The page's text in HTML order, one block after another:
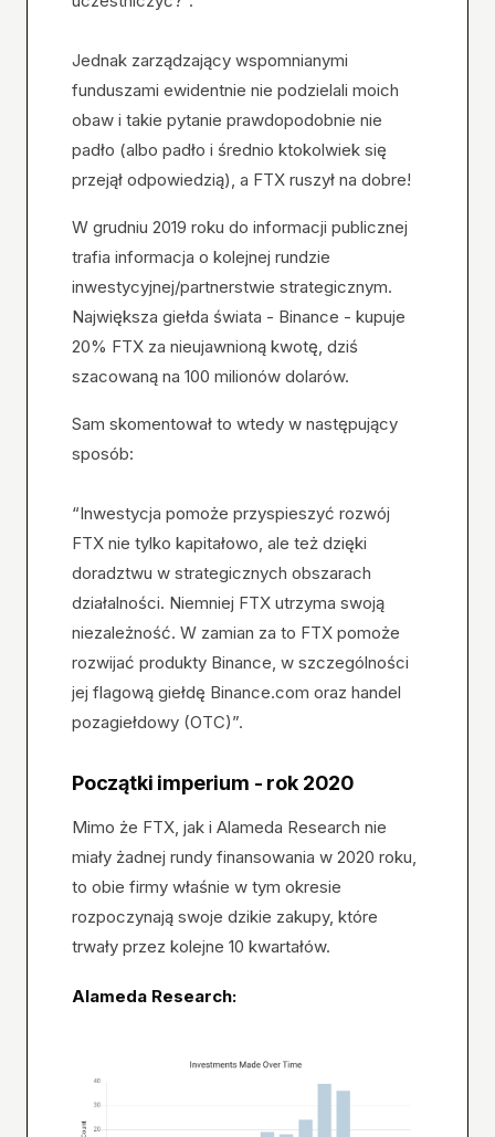
Jednak zarządzający wspomnianymi
funduszami ewidentnie nie podzielali moich
obaw i takie pytanie prawdopodobnie nie
padło (albo padło i średnio ktokolwiek się
przejął odpowiedzią), a FTX ruszył na dobre!
W grudniu 2019 roku do informacji publicznej
trafia informacja o kolejnej rundzie
inwestycyjnej/partnerstwie strategicznym.
Największa giełda świata - Binance - kupuje
20% FTX za nieujawnioną kwotę, dziś
szacowaną na 100 milionów dolarów.
Sam skomentował to wtedy w następujący
sposób:
“Inwestycja pomoże przyspieszyć rozwój
FTX nie tylko kapitałowo, ale też dzięki
doradztwu w strategicznych obszarach
działalności. Niemniej FTX utrzyma swoją
niezależność. W zamian za to FTX pomoże
rozwijać produkty Binance, w szczególności
jej flagową giełdę Binance.com oraz handel
pozagiełdowy (OTC)”.
Początki imperium - rok 2020
Mimo że FTX, jak i Alameda Research nie
miały żadnej rundy finansowania w 2020 roku,
to obie firmy właśnie w tym okresie
rozpoczynają swoje dzikie zakupy, które
trwały przez kolejne 10 kwartałów.
Alameda Research: